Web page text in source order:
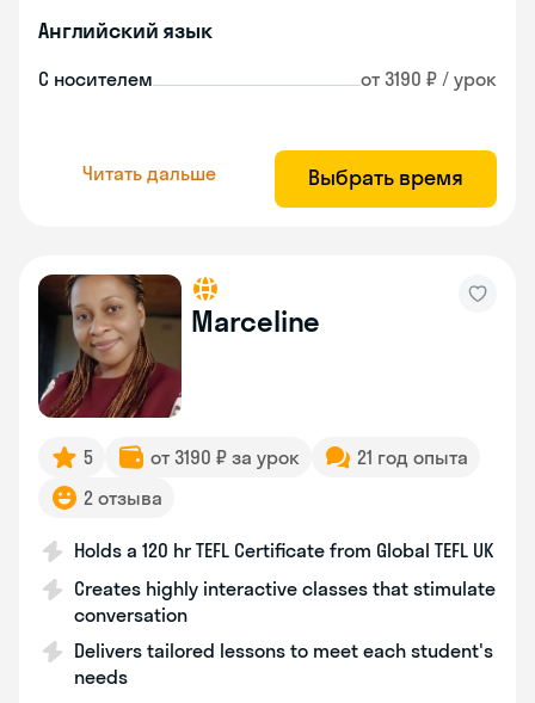
Английский язык
С носителем от 3190 ₽ / урок
Читать дальше Выбрать время
Marceline
5 от 3190 ₽ за урок
21 год опыта
2 отзыва
Holds a 120 hr TEFL Certificate from Global TEFL UK
Creates highly interactive classes that stimulate
conversation
Delivers tailored lessons to meet each student's
needs